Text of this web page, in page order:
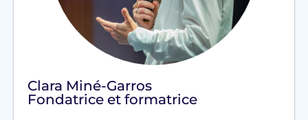
Clara Miné-Garros
Fondatrice et formatrice